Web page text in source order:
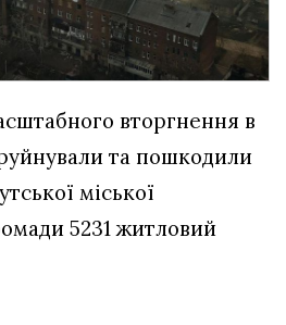
вторгнення в
та пошкодили
міської
5231 житловий